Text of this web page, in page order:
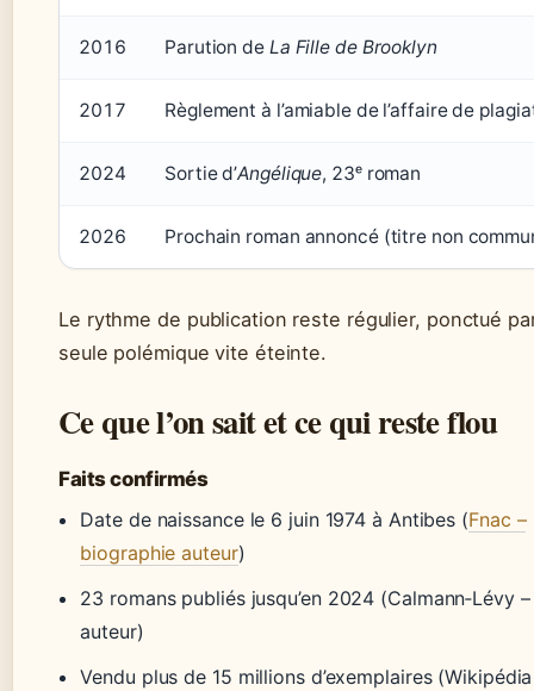
2016 Parution de La Fille de Brooklyn
2017 Règlement à l’amiable de l’affaire de
2024 Sortie d’Angélique, 23ᵉ roman
2026 Prochain roman annoncé (titre non
Le rythme de publication reste régulier, ponctué
seule polémique vite éteinte.
Ce que l’on sait et ce qui reste flou
Faits confirmés
Date de naissance le 6 juin 1974 à Antibes (Fnac –
biographie auteur)
23 romans publiés jusqu’en 2024 (Calmann‑Lévy
auteur)
Vendu plus de 15 millions d’exemplaires